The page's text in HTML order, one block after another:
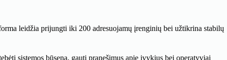
leidžia prijungti iki 200 adresuojamų įrenginių bei užtikrina stabilų
sistemos būseną, gauti pranešimus apie įvykius bei operatyviai